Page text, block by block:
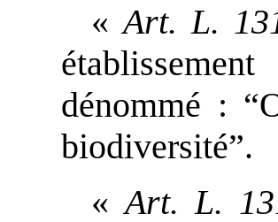
«Art. L.
dénommé :
biodiversitéˮ.
«Art. L.